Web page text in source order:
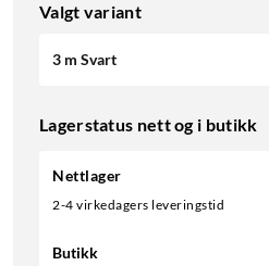
Valgt variant
3 m Svart
Lagerstatus nett og i butikk
Nettlager
2-4 virkedagers leveringstid
Butikk